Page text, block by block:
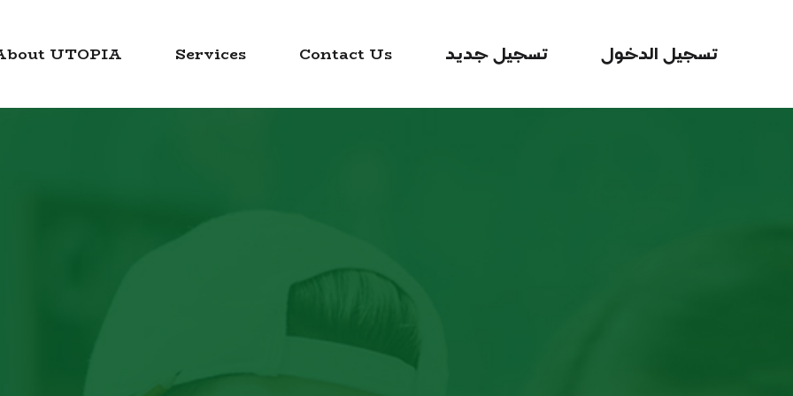
About UTOPIA Services Contact Us تسجيل جديد تسجيل الدخول